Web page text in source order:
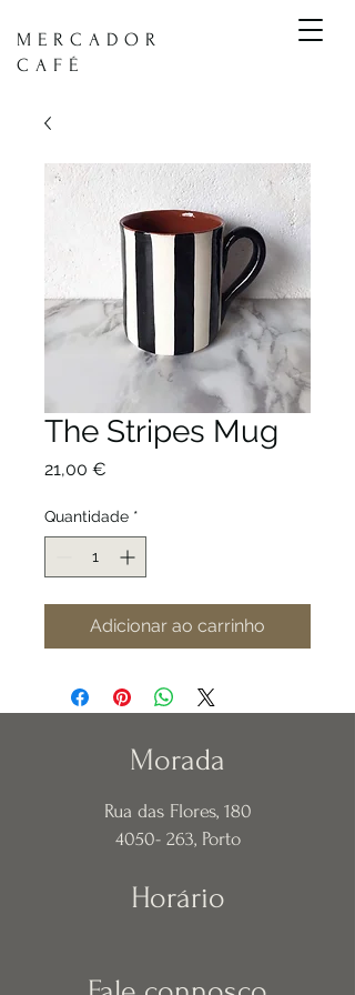
MERCADOR
CAFÉ
The Stripes Mug
21,00 €
Quantidade *
Adicionar ao carrinho
Morada
Rua das Flores, 180
4050- 263, Porto
Horário